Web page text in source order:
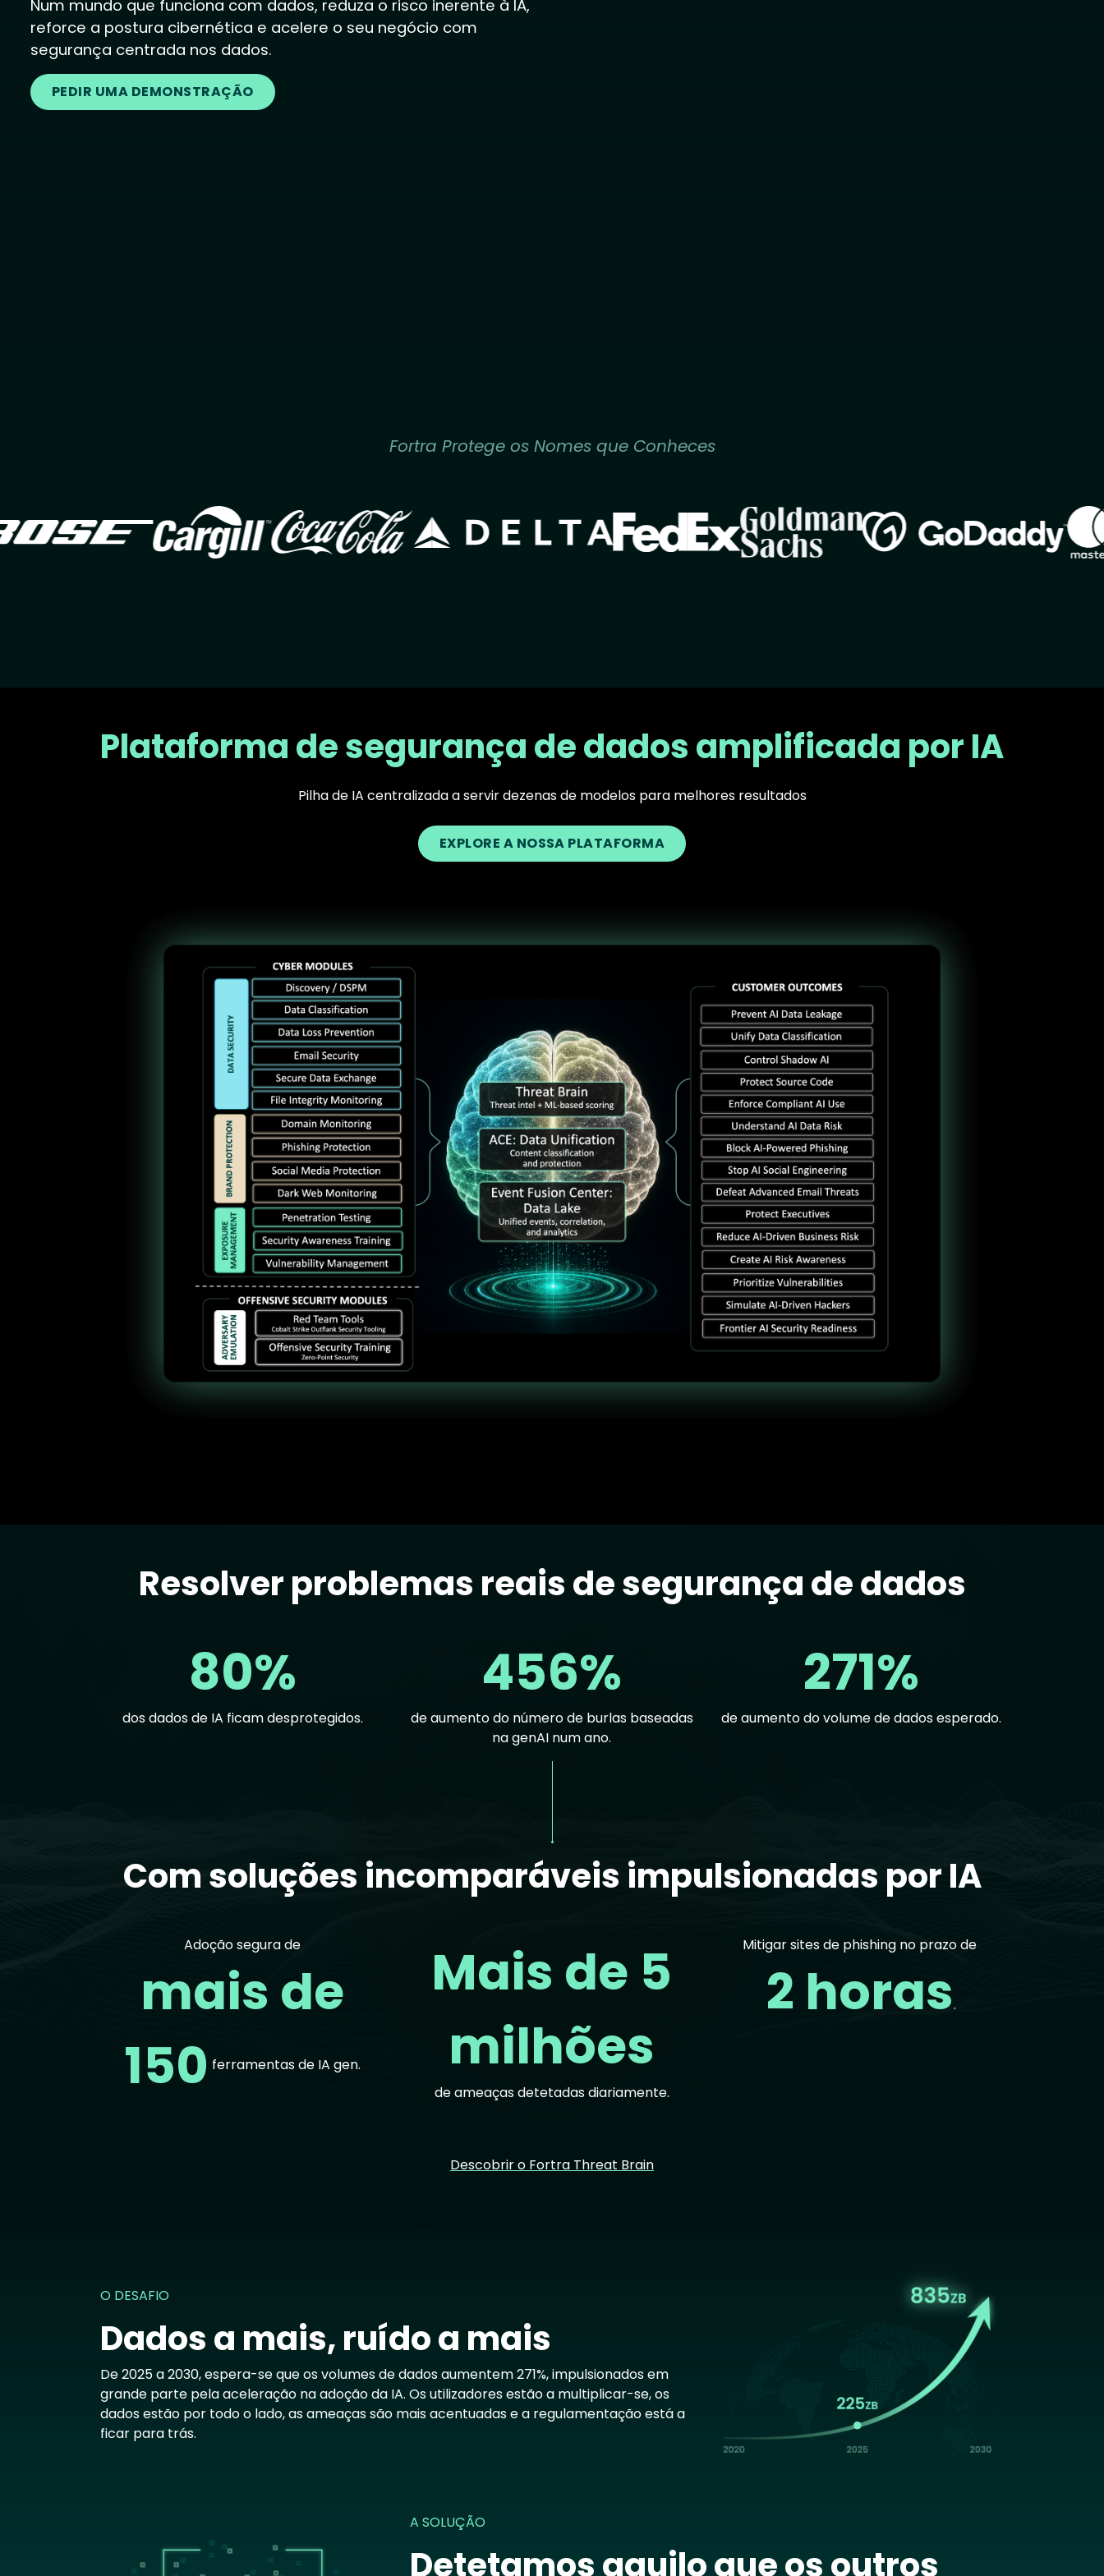
Num mundo que funciona com dados, reduza o risco inerente à IA,
reforce a postura cibernética e acelere o seu negócio com
segurança centrada nos dados.
PEDIR UMA DEMONSTRAÇÃO
Fortra Protege os Nomes que Conheces
Image Image Image Image Image Image
Plataforma de segurança de dados amplificada por IA
Pilha de IA centralizada a servir dezenas de modelos para melhores resultados
EXPLORE A NOSSA PLATAFORMA
Resolver problemas reais de segurança de dados
80%
dos dados de IA ficam desprotegidos.
456%
de aumento do número de burlas baseadas
na genAI num ano.
271%
de aumento do volume de dados esperado.
Com soluções incomparáveis impulsionadas por IA
Adoção segura de
mais de
150 ferramentas de IA gen.
Mais de 5
milhões
de ameaças detetadas diariamente.
Mitigar sites de phishing no prazo de
2 horas.
Descobrir o Fortra Threat Brain
O DESAFIO
Dados a mais, ruído a mais
De 2025 a 2030, espera-se que os volumes de dados aumentem 271%, impulsionados em
grande parte pela aceleração na adoção da IA. Os utilizadores estão a multiplicar-se, os
dados estão por todo o lado, as ameaças são mais acentuadas e a regulamentação está a
ficar para trás.
A SOLUÇÃO
Detetamos aquilo que os outros